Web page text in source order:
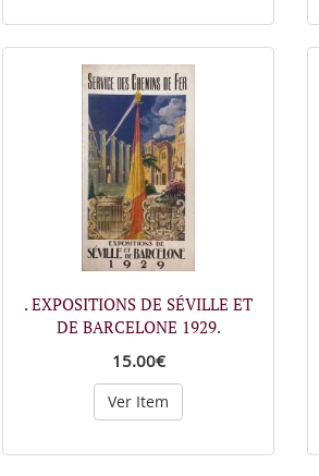
. EXPOSITIONS DE SÉVILLE ET
DE BARCELONE 1929.
15.00€
Ver Item